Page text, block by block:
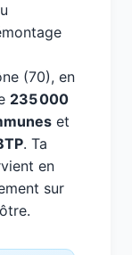
(70), en
235 000
et
. Ta
en
sur